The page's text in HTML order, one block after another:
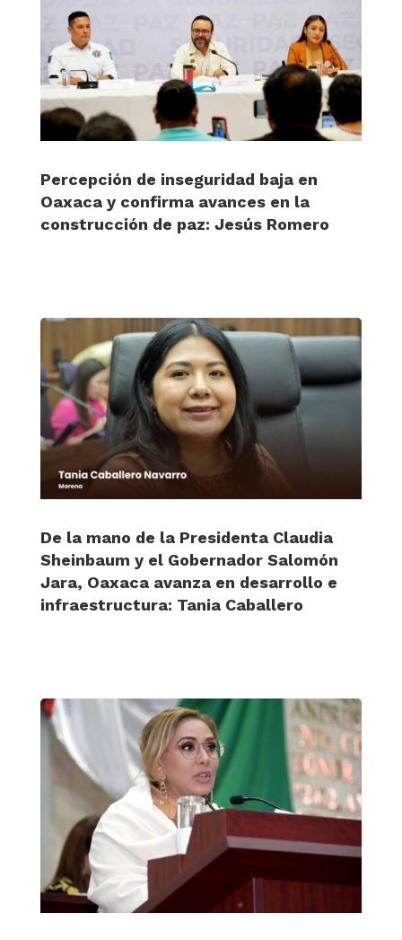
Percepción de inseguridad baja en
Oaxaca y confirma avances en la
construcción de paz: Jesús Romero
De la mano de la Presidenta Claudia
Sheinbaum y el Gobernador Salomón
Jara, Oaxaca avanza en desarrollo e
infraestructura: Tania Caballero